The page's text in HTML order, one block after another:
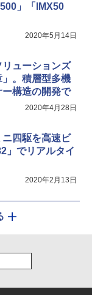
」「IMX50
2020年5月14日
ューションズ
。積層型多機
構造の開発で
2020年4月28日
四駆を高速ビ
」でリアルタイ
2020年2月13日